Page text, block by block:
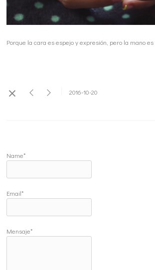
Porque la cara es espejo y expresión, pero la mano es
2016-10-20
Name*
Email*
Mensaje*